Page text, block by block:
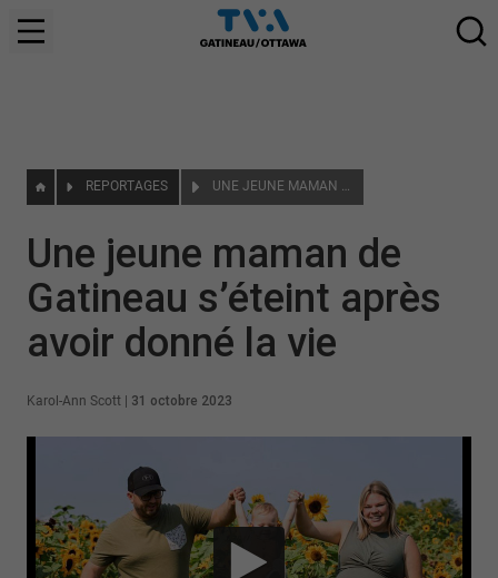
REPORTAGES UNE JEUNE MAMAN DE GATINEAU S’ÉTEINT APRÈS AVOIR DONNÉ LA VIE
Une jeune maman de
Gatineau s’éteint après
avoir donné la vie
Karol-Ann Scott 31 octobre 2023